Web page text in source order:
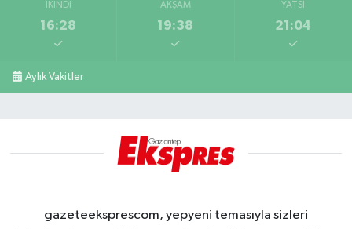
İKINDI
16:28
AKŞAM
19:38
YATSI
21:04
Aylık Vakitler
gazeteeksprescom, yepyeni temasıyla sizleri